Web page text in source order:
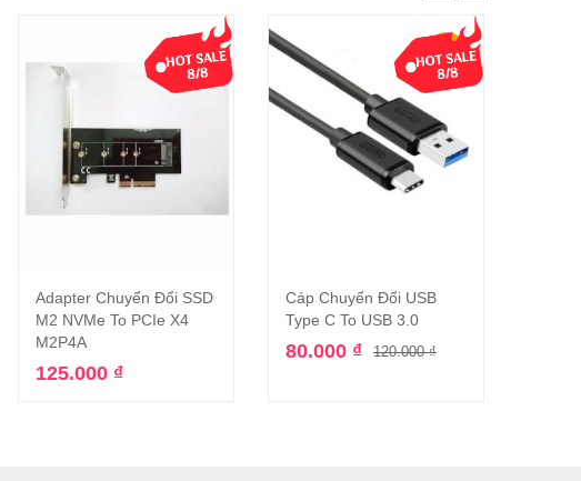
Thêm vào giỏ hàng
Adapter Chuyển Đổi SSD
M2 NVMe To PCIe X4
M2P4A
125.000 ₫
-33%
Thêm vào giỏ hàng
Cáp Chuyển Đổi USB
Type C To USB 3.0
120.000₫
80.000 ₫